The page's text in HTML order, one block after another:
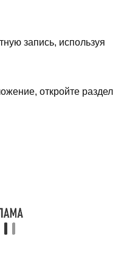
запись, используя
откройте раздел